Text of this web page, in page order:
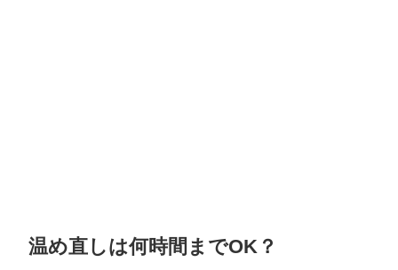
温め直しは何時間までOK？